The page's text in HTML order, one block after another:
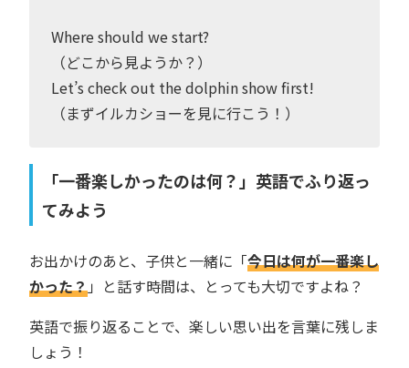
Where should we start?
（どこから見ようか？）
Let’s check out the dolphin show first!
（まずイルカショーを見に行こう！）
「一番楽しかったのは何？」英語でふり返っ
てみよう
お出かけのあと、子供と一緒に「今日は何が一番楽し
かった？」と話す時間は、とっても大切ですよね？
英語で振り返ることで、楽しい思い出を言葉に残しま
しょう！